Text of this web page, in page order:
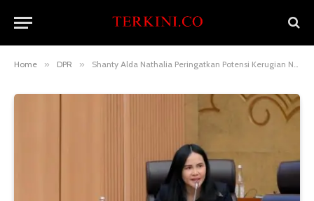
Home » DPR » Shanty Alda Nathalia Peringatkan Potensi Kerugian Negara Akibat Selisih Kadar Nikel